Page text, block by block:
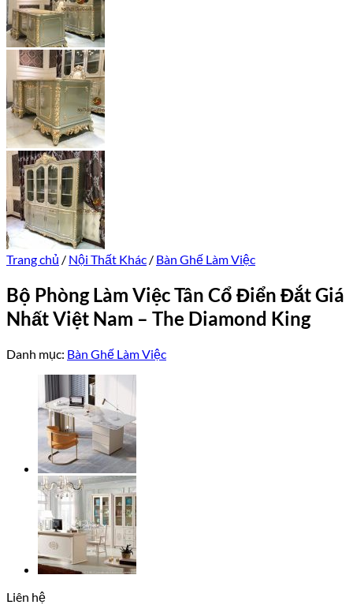
Trang chủ / Nội Thất Khác / Bàn Ghế Làm Việc
Bộ Phòng Làm Việc Tân Cổ Điển Đắt Giá
Nhất Việt Nam – The Diamond King
Danh mục: Bàn Ghế Làm Việc
Liên hệ